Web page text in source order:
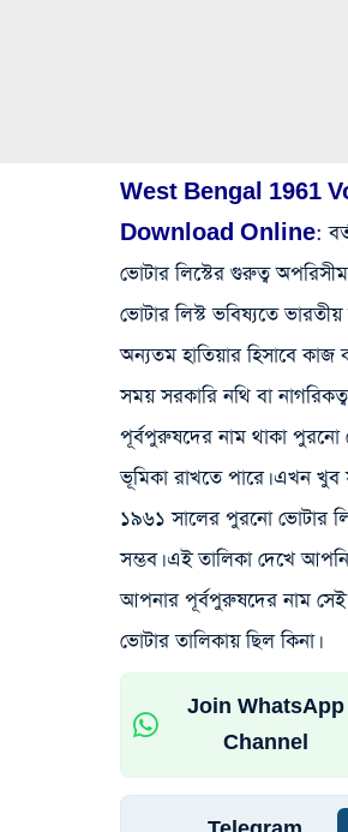
West Bengal 1961
Download Online:
ভোটার লিস্টের গুরুত্ব
ভোটার লিস্ট ভবিষ্যতে ভারতীয়
অন্যতম হাতিয়ার হিসাবে
সময় সরকারি নথি বা নাগরিকত্ব
পূর্বপুরুষদের নাম থাকা পুরনো
ভূমিকা রাখতে পারে। এখন
১৯৬১ সালের পুরনো ভোটার
সম্ভব। এই তালিকা দেখে
আপনার পূর্বপুরুষদের নাম
ভোটার তালিকায় ছিল কিনা।
Join WhatsApp
Channel